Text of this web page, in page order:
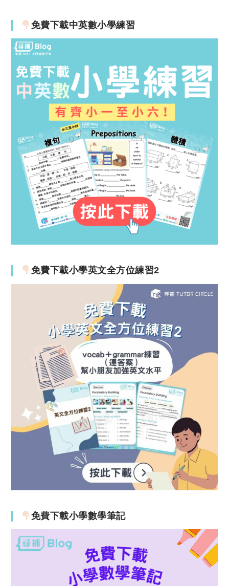
免費下載中英數小學練習
免費下載小學英文全方位練習2
免費下載小學數學筆記